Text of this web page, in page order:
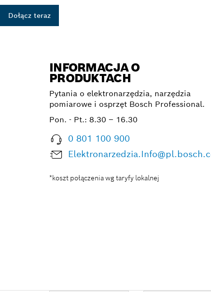
Dołącz teraz
INFORMACJA O
PRODUKTACH
Pytania o elektronarzędzia, narzędzia
pomiarowe i osprzęt Bosch Professional.
Pon. - Pt.: 8.30 – 16.30
0 801 100 900
*koszt połączenia wg taryfy lokalnej